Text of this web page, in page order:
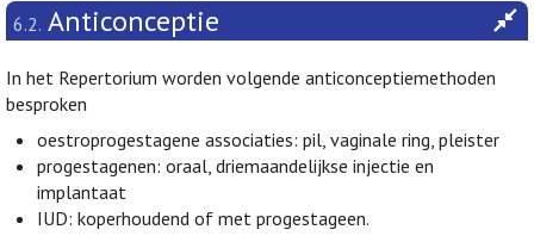
6.2. Anticonceptie
In het Repertorium worden volgende anticonceptiemethoden
besproken
oestroprogestagene associaties: pil, vaginale ring, pleister
progestagenen: oraal, driemaandelijkse injectie en
implantaat
IUD: koperhoudend of met progestageen.